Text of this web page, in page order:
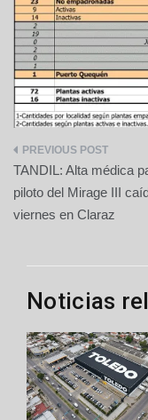
de
entradas
TANDIL: Alta médica
piloto del Mirage III
viernes en Claraz
Noticias